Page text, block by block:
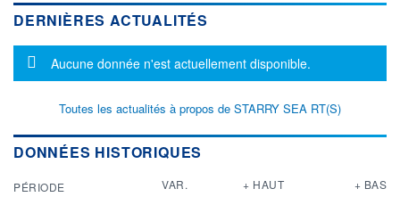
DERNIÈRES ACTUALITÉS
Message d'information
Aucune donnée n'est actuellement disponible.
Toutes les actualités à propos de STARRY SEA RT(S)
DONNÉES HISTORIQUES
PÉRIODE VAR. + HAUT + BAS